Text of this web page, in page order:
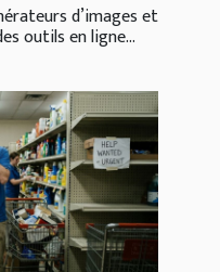
d’images et
outils en ligne...